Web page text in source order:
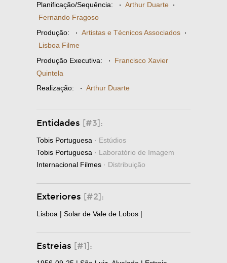
Planificação/Sequência: · Arthur Duarte ·
Fernando Fragoso
Produção: · Artistas e Técnicos Associados ·
Lisboa Filme
Produção Executiva: · Francisco Xavier
Quintela
Realização: · Arthur Duarte
Entidades [#3]:
Tobis Portuguesa · Estúdios
Tobis Portuguesa · Laboratório de Imagem
Internacional Filmes · Distribuição
Exteriores [#2]:
Lisboa | Solar de Vale de Lobos |
Estreias [#1]: